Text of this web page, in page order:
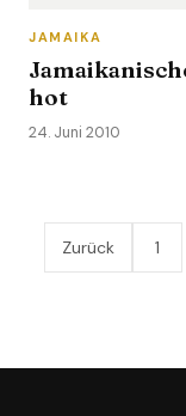
JAMAIKA
hot
24. Juni 2010
Zurück 1